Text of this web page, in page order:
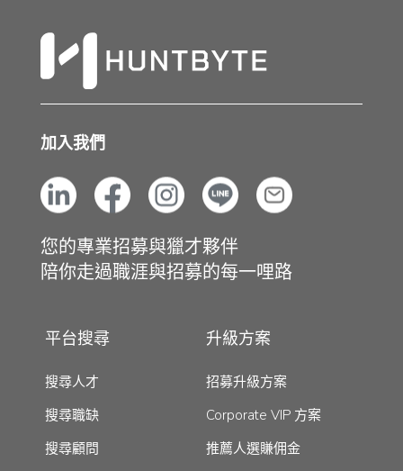
加入我們
您的專業招募與獵才夥伴
陪你走過職涯與招募的每一哩路
平台搜尋
搜尋人才
搜尋職缺
搜尋顧問
升級方案
招募升級方案
Corporate VIP 方案
推薦人選賺佣金